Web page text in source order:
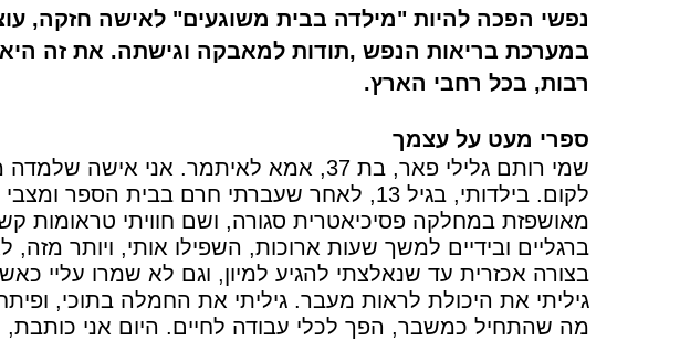
נפשי הפכה להיות "מילדה בבית משוגעים" לאישה חזקה,
במערכת בריאות הנפש ,תודות למאבקה וגישתה. את זה
רבות, בכל רחבי הארץ.
ספרי מעט על עצמך
שמי רותם גלילי פאר, בת 37, אמא לאיתמר.
לקום. בילדותי, בגיל 13, לאחר שעברתי חרם בבית
מאושפזת במחלקה פסיכיאטרית סגורה, ושם חוויתי טראומות
ברגליים ובידיים למשך שעות ארוכות, השפילו אותי, ויותר
בצורה אכזרית עד שנאלצתי להגיע למיון, וגם לא שמרו עליי
גיליתי את היכולת לראות מעבר. גיליתי את החמלה בתוכי,
מה שהתחיל כמשבר, הפך לכלי עבודה לחיים. היום אני כותבת,